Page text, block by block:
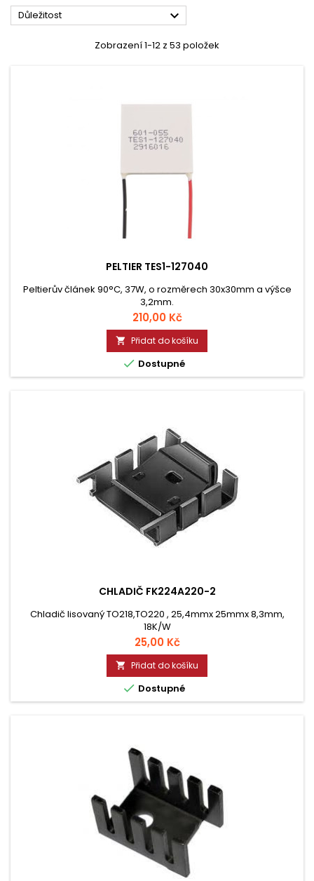
Důležitost 
Zobrazení 1-12 z 53 položek
PELTIER TES1-127040
Peltierův článek 90°C, 37W, o rozměrech 30x30mm a výšce
3,2mm.
Cena
210,00 Kč
 Přidat do košíku
 Dostupné
CHLADIČ FK224A220-2
Chladič lisovaný TO218,TO220 , 25,4mmx 25mmx 8,3mm,
18K/W
Cena
25,00 Kč
 Přidat do košíku
 Dostupné